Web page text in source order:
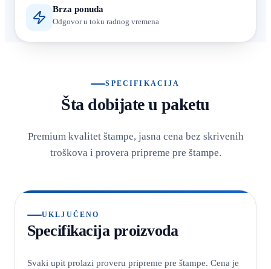
Brza ponuda
Odgovor u toku radnog vremena
SPECIFIKACIJA
Šta dobijate u paketu
Premium kvalitet štampe, jasna cena bez skrivenih
troškova i provera pripreme pre štampe.
UKLJUČENO
Specifikacija proizvoda
Svaki upit prolazi proveru pripreme pre štampe. Cena je